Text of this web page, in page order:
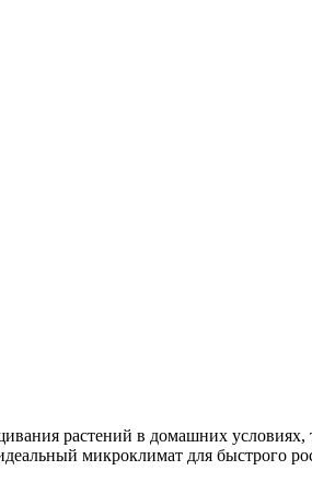
растений в домашних
микроклимат для быстрого